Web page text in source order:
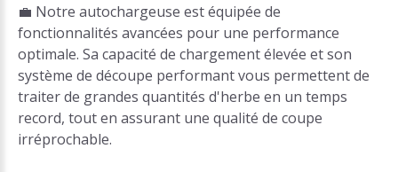
💼 Notre autochargeuse est équipée de
fonctionnalités avancées pour une performance
optimale. Sa capacité de chargement élevée et son
système de découpe performant vous permettent de
traiter de grandes quantités d'herbe en un temps
record, tout en assurant une qualité de coupe
irréprochable.